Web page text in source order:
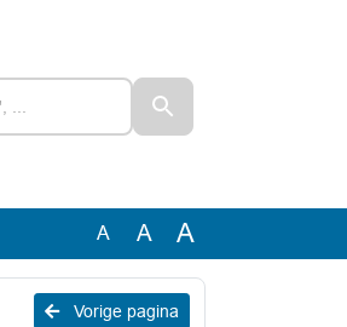
A A A
Vorige pagina